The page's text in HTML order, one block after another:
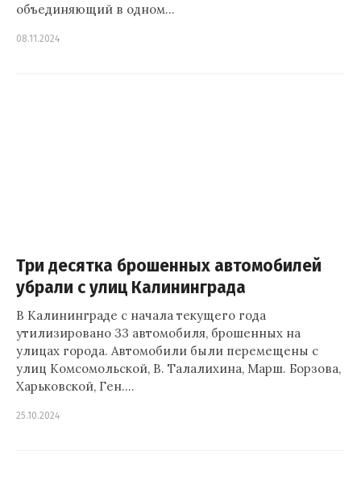
объединяющий в одном…
08.11.2024
Три десятка брошенных автомобилей
убрали с улиц Калининграда
В Калининграде с начала текущего года
утилизировано 33 автомобиля, брошенных на
улицах города. Автомобили были перемещены с
улиц Комсомольской, В. Талалихина, Марш. Борзова,
Харьковской, Ген.…
25.10.2024